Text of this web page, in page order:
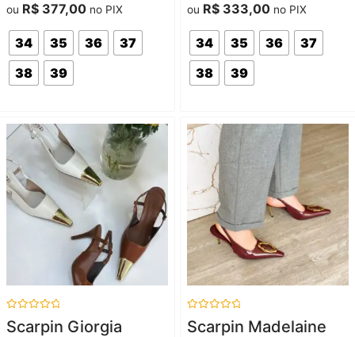
ou R$ 377,00 no PIX
34 35 36
37
38
39
ou R$ 333,00 no PIX
34 35 36
37
38
39
0
Scarpin Giorgia
0
Scarpin Madelaine